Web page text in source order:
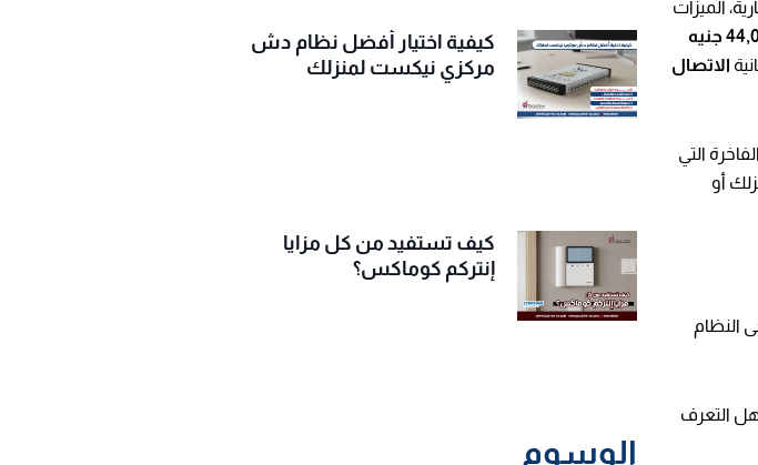
الميزات
9,000 إلى 44,000 جنيه
الاتصال
التي
أو
النظام
التعرف
كيفية اختيار أفضل نظام دش
مركزي نيكست لمنزلك
كيف تستفيد من كل مزايا
إنتركم كوماكس؟
الوسوم